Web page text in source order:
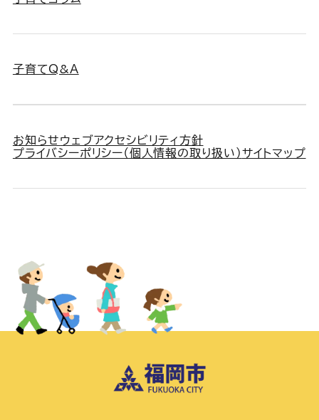
子育てQ&A
お知らせウェブアクセシビリティ方針
プライバシーポリシー（個人情報の取り扱い）サイトマップ